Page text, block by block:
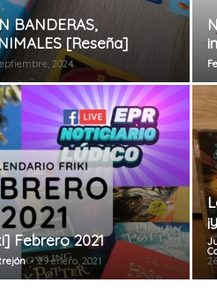
BANDERAS,
[Reseña]
2024
Febrero 2021
- 29 enero, 2021